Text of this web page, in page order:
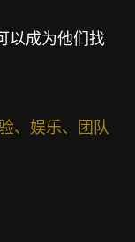
以成为他们找
、娱乐、团队